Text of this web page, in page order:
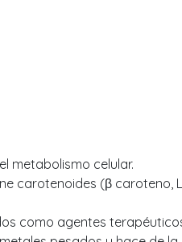
metabolismo celular.
carotenoides (β caroteno,
como agentes